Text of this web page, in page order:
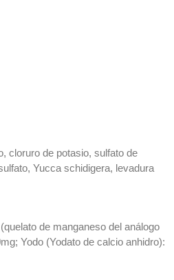
cloruro de potasio, sulfato de
Yucca schidigera, levadura
de manganeso del análogo
Yodo (Yodato de calcio anhidro):